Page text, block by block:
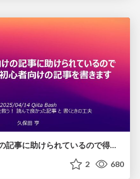
いつも初心者向けの記事に助けられているので得意分野では初心者向けの記事を書きます
2 680